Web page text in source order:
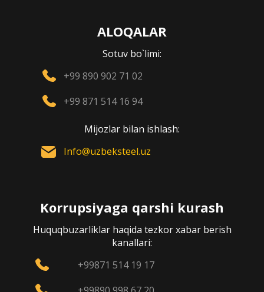
ALOQALAR
Sotuv bo`limi:
+99 890 902 71 02
+99 871 514 16 94
Mijozlar bilan ishlash:
Info@uzbeksteel.uz
Korrupsiyaga qarshi kurash
Huquqbuzarliklar haqida tezkor xabar berish
kanallari:
+99871 514 19 17